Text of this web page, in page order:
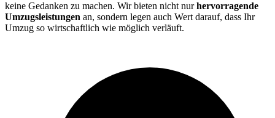
keine Gedanken zu machen. Wir bieten nicht nurhervorragende
Umzugsleistungen an, sondern legen auch Wert darauf, dass Ihr
Umzug so wirtschaftlich wie möglich verläuft.